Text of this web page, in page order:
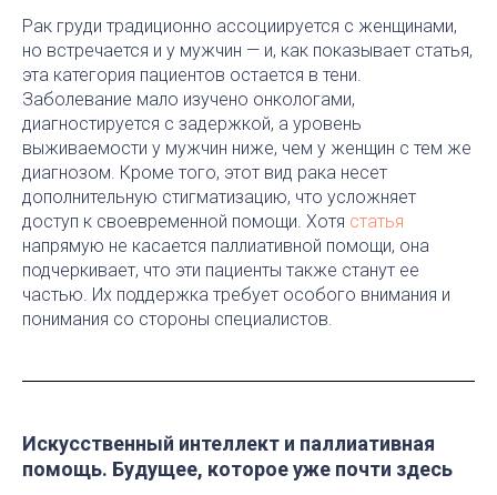
Рак груди традиционно ассоциируется с женщинами,
но встречается и у мужчин — и, как показывает статья,
эта категория пациентов остается в тени.
Заболевание мало изучено онкологами,
диагностируется с задержкой, а уровень
выживаемости у мужчин ниже, чем у женщин с тем же
диагнозом. Кроме того, этот вид рака несет
дополнительную стигматизацию, что усложняет
доступ к своевременной помощи. Хотя статья
напрямую не касается паллиативной помощи, она
подчеркивает, что эти пациенты также станут ее
частью. Их поддержка требует особого внимания и
понимания со стороны специалистов.
Искусственный интеллект и паллиативная
помощь. Будущее, которое уже почти здесь